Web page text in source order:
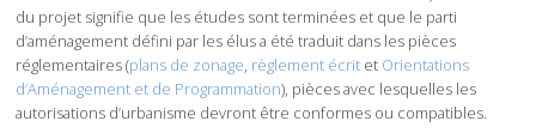
du projet signifie que les études sont terminées et que le parti
d’aménagement défini par les élus a été traduit dans les pièces
réglementaires (plans de zonage règlement écritet Orientations
d’Aménagement et de Programmation), pièces avec lesquelles les
autorisations d’urbanisme devront être conformes ou compatibles.